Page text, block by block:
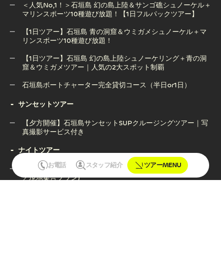
イトプールを楽しもう！子供もOK！
＜人気No,1！＞石垣島 幻の島上陸＆サンゴ礁シュノーケル＋
マリンスポーツ10種遊び放題！【1日フルパックツアー】
＜人気No,1！＞石垣島 幻の島上陸＆サンゴ礁シュノーケル＋
【1日ツアー】石垣島 青の洞窟＆ウミガメシュノーケル＋マ
リンスポーツ10種遊び放題！
【1日ツアー】石垣島 青の洞窟＆ウミガメシュノーケル＋マ
【1日ツアー】石垣島 幻の島上陸シュノーケリング＋青の洞
窟＆ウミガメツアー｜人気の2大スポット制覇
窟＆ウミガメツアー｜人気の2大スポット制覇
石垣島ボートチャーター完全貸切コース（半日or1日）
石垣島ボートチャーター完全貸切コース（半日or1日）
サンセットツアー
【夕方開催】石垣島サンセットSUPクルージングツアー｜写
真撮影サービス付き
【夕方開催】石垣島サンセットSUPクルージングツアー｜写
真撮影サービス付き
ナイトツアー
【ナイトツアー】石垣島ナイトウォッチングツアー(約1時間
／現地集合プラン)
お電話 スタッフ紹介 ツアーMENU